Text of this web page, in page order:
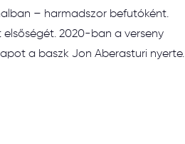
– harmadszor befutóként.
2020-ban a verseny
a baszk Jon Aberasturi nyerte.